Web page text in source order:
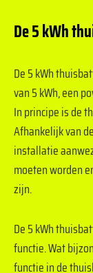
De 5 kWh
De 5 kWh
van 5 kWh, een
In principe is de
Afhankelijk van
installatie
moeten worden
zijn.
De 5 kWh
functie. Wat
functie in de